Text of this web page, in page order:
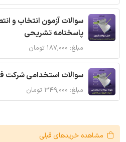
پاسخنامه تشریحی
مبلغ: ۱۸۷,۰۰۰ تومان
سوالات استخدامی شرکت
مبلغ: ۳۴۹,۰۰۰ تومان
مشاهده خریدهای قبلی